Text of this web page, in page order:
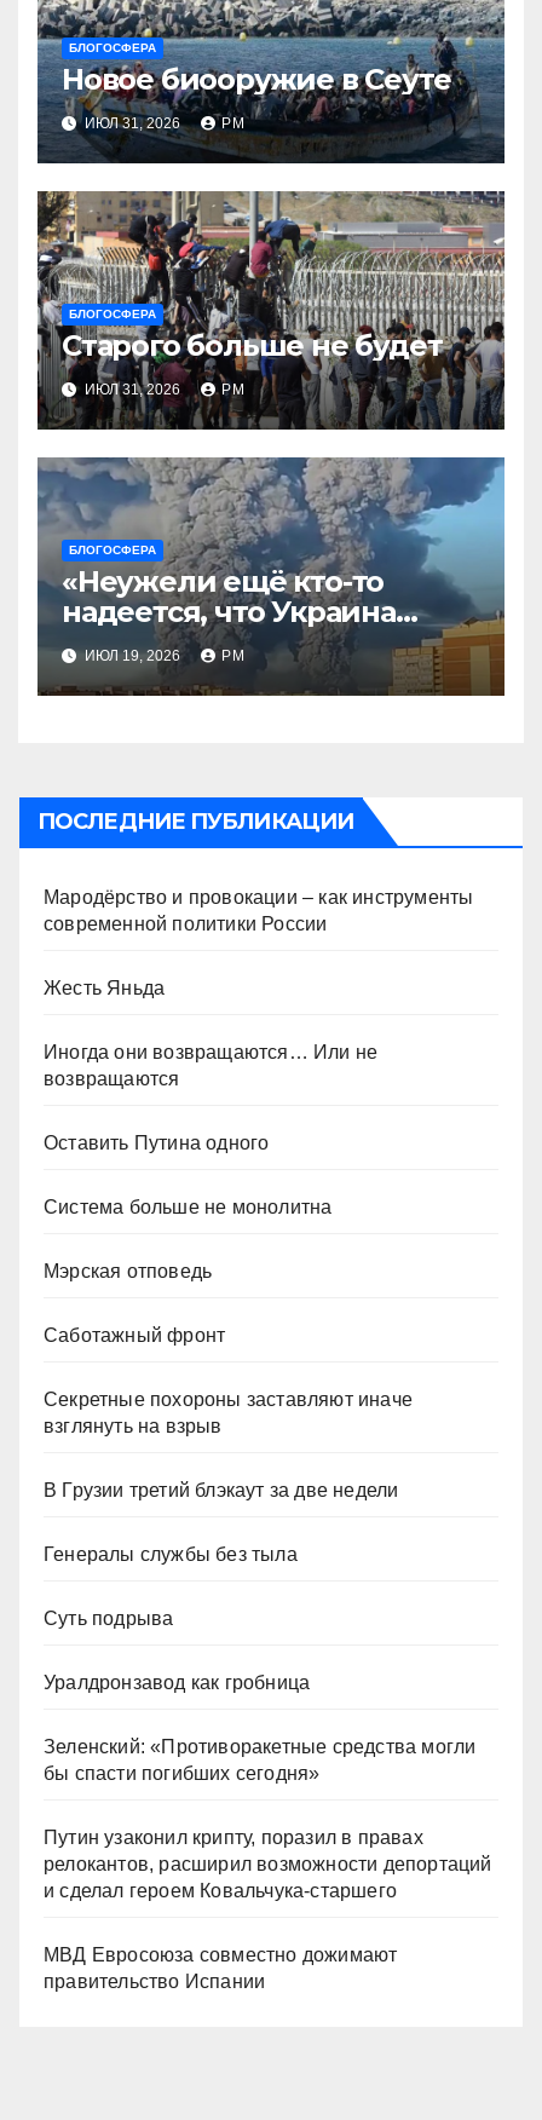
БЛОГОСФЕРА
Новое биооружие в Сеуте
ИЮЛ 31, 2026 РМ
БЛОГОСФЕРА
Старого больше не будет
ИЮЛ 31, 2026 РМ
БЛОГОСФЕРА
«Неужели ещё кто-то
надеется, что Украина
будет действовать
непоследовательно?»
ИЮЛ 19, 2026 РМ
ПОСЛЕДНИЕ ПУБЛИКАЦИИ
Мародёрство и провокации – как инструменты
современной политики России
Жесть Яньда
Иногда они возвращаются… Или не
возвращаются
Оставить Путина одного
Система больше не монолитна
Мэрская отповедь
Саботажный фронт
Секретные похороны заставляют иначе
взглянуть на взрыв
В Грузии третий блэкаут за две недели
Генералы службы без тыла
Суть подрыва
Уралдронзавод как гробница
Зеленский: «Противоракетные средства могли
бы спасти погибших сегодня»
Путин узаконил крипту, поразил в правах
релокантов, расширил возможности депортаций
и сделал героем Ковальчука-старшего
МВД Евросоюза совместно дожимают
правительство Испании